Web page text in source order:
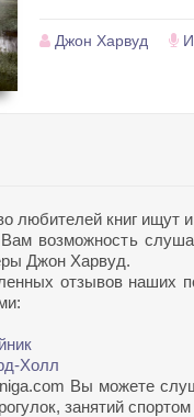
Джон Харвуд
любителей книг ищут и
возможность
Джон Харвуд.
отзывов наших
Холл
Вы можете
занятий спортом